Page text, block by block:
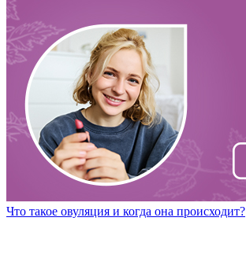
Что такое овуляция и когда она происходит?